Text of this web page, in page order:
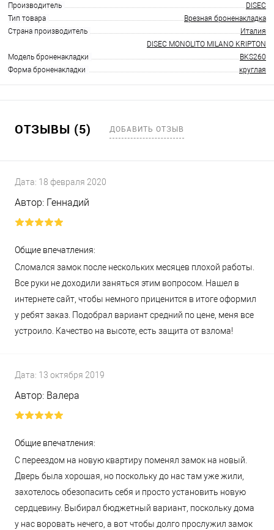
Производитель
DISEC
Тип товара
Врезная броненакладка
Страна производитель
Италия
Модель броненакладки
DISEC MONOLITO MILANO KRIPTON
BKS260
Форма броненакладки
круглая
ОТЗЫВЫ (5) ДОБАВИТЬ ОТЗЫВ
Дата: 18 февраля 2020
Автор: Геннадий
Общие впечатления:
Сломался замок после нескольких месяцев плохой работы.
Все руки не доходили заняться этим вопросом. Нашел в
интернете сайт, чтобы немного приценится в итоге оформил
у ребят заказ. Подобрал вариант средний по цене, меня все
устроило. Качество на высоте, есть защита от взлома!
Дата: 13 октября 2019
Автор: Валера
Общие впечатления:
С переездом на новую квартиру поменял замок на новый.
Дверь была хорошая, но поскольку до нас там уже жили,
захотелось обезопасить себя и просто установить новую
сердцевину. Выбирал бюджетный вариант, поскольку дома
у нас воровать нечего, а вот чтобы долго прослужил замок